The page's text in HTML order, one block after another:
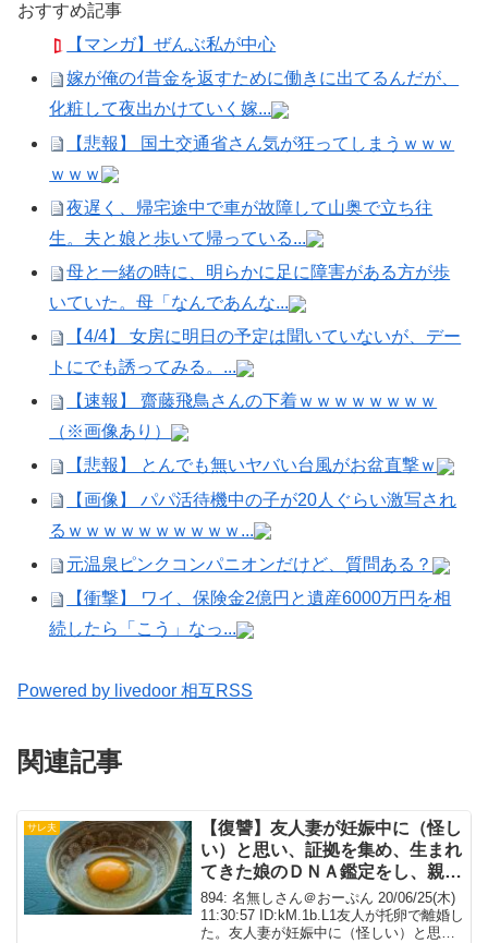
おすすめ記事
【マンガ】ぜんぶ私が中心
嫁が俺のｲ昔金を返すために働きに出てるんだが、
化粧して夜出かけていく嫁...
【悲報】 国土交通省さん気が狂ってしまうｗｗｗ
ｗｗｗ
夜遅く、帰宅途中で車が故障して山奥で立ち往
生。夫と娘と歩いて帰っている...
母と一緒の時に、明らかに足に障害がある方が歩
いていた。母「なんであんな...
【4/4】 女房に明日の予定は聞いていないが、デー
トにでも誘ってみる。...
【速報】 齋藤飛鳥さんの下着ｗｗｗｗｗｗｗｗ
（※画像あり）
【悲報】 とんでも無いヤバい台風がお盆直撃ｗ
【画像】 パパ活待機中の子が20人ぐらい激写され
るｗｗｗｗｗｗｗｗｗｗ...
元温泉ピンクコンパニオンだけど、質問ある？
【衝撃】 ワイ、保険金2億円と遺産6000万円を相
続したら「こう」なっ...
Powered by livedoor 相互RSS
関連記事
サレ夫
【復讐】友人妻が妊娠中に（怪し
い）と思い、証拠を集め、生まれ
てきた娘のＤＮＡ鑑定をし、親子
関係否定。【短編】
894: 名無しさん＠おーぷん 20/06/25(木)
11:30:57 ID:kM.1b.L1友人が托卵で離婚し
た。友人妻が妊娠中に（怪しい）と思